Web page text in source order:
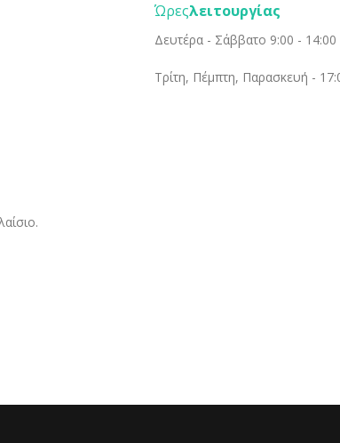
Ώρεςλειτουργίας
Δευτέρα - Σάββατο 9:00 - 14:00
Τρίτη, Πέμπτη, Παρασκευή -